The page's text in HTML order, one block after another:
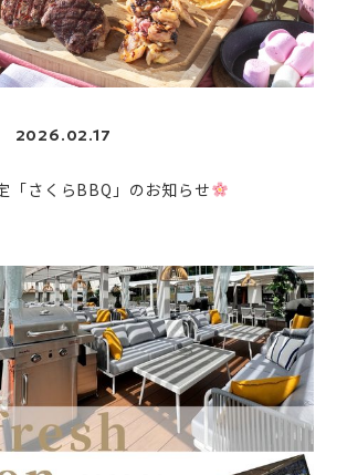
2026.02.17
「さくらBBQ」のお知らせ